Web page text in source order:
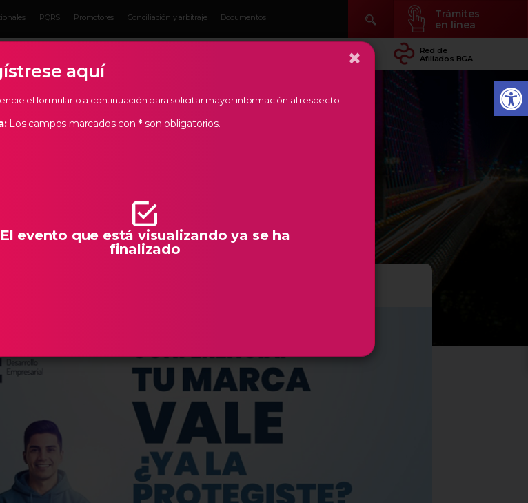
PQRS Promotores Conciliación y arbitraje Documentos
Trámites
en línea
Conocer Temás
Red de
Afiliados BGA
en los empresarios de nuestra
para que la creación de
LA PROTEGISTE? SAN GIL - 11 JUNIO 2026
×
aquí
el formulario a continuación para solicitar mayor información al respecto
Los campos marcados con * son obligatorios.
El evento que está visualizando ya se ha
finalizado